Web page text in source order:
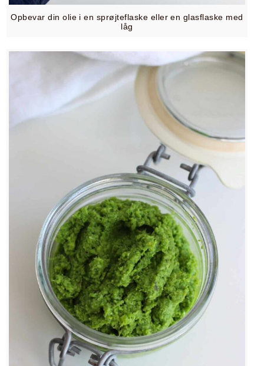
Opbevar din olie i en sprøjteflaske eller en glasflaske med
låg